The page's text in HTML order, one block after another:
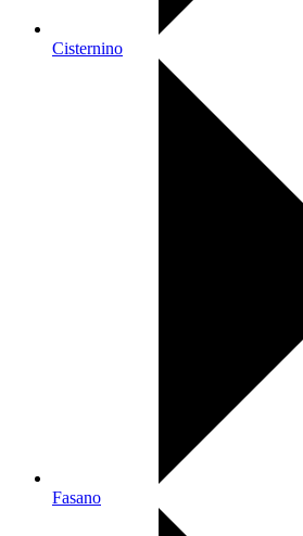
Cisternino
Fasano